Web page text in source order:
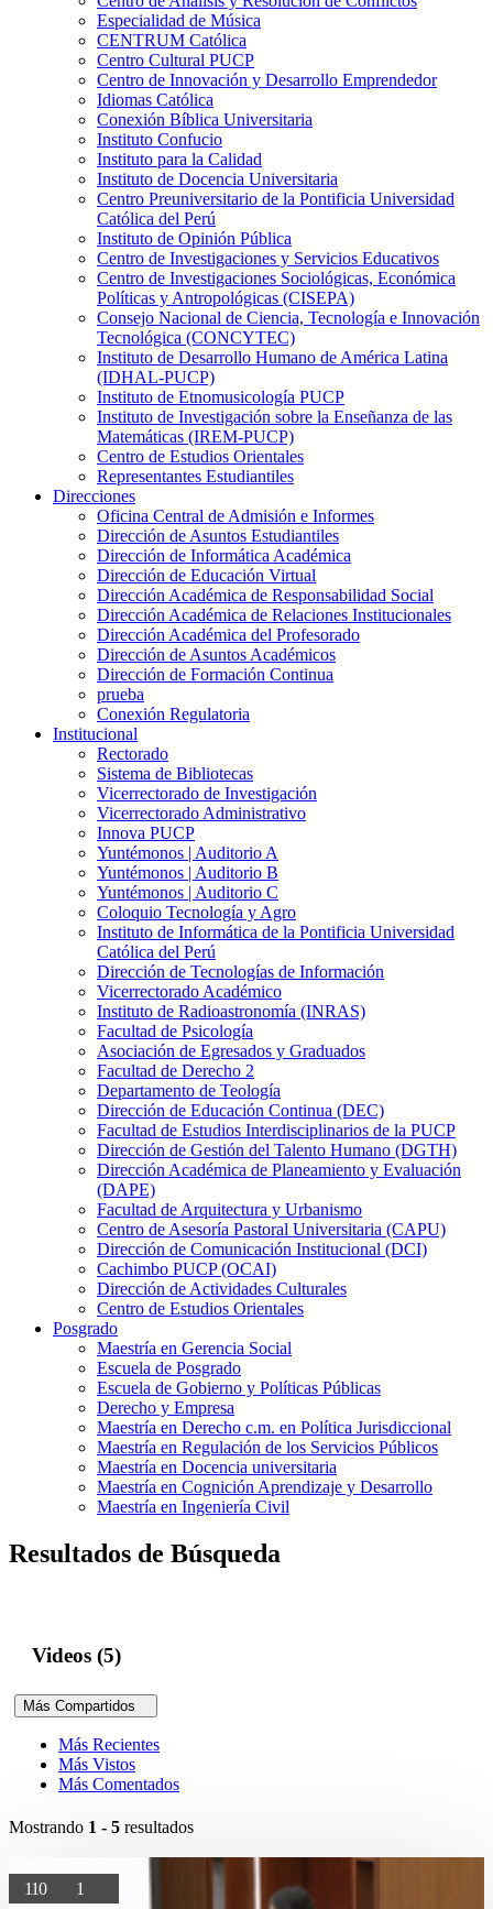
Especialidad de Música
CENTRUM Católica
Centro Cultural PUCP
Centro de Innovación y Desarrollo Emprendedor
Idiomas Católica
Conexión Bíblica Universitaria
Instituto Confucio
Instituto para la Calidad
Instituto de Docencia Universitaria
Centro Preuniversitario de la Pontificia Universidad
Católica del Perú
Instituto de Opinión Pública
Centro de Investigaciones y Servicios Educativos
Centro de Investigaciones Sociológicas, Económica
Políticas y Antropológicas (CISEPA)
Consejo Nacional de Ciencia, Tecnología e Innovación
Tecnológica (CONCYTEC)
Instituto de Desarrollo Humano de América Latina
(IDHAL-PUCP)
Instituto de Etnomusicología PUCP
Instituto de Investigación sobre la Enseñanza de las
Matemáticas (IREM-PUCP)
Centro de Estudios Orientales
Representantes Estudiantiles
Direcciones
Oficina Central de Admisión e Informes
Dirección de Asuntos Estudiantiles
Dirección de Informática Académica
Dirección de Educación Virtual
Dirección Académica de Responsabilidad Social
Dirección Académica de Relaciones Institucionales
Dirección Académica del Profesorado
Dirección de Asuntos Académicos
Dirección de Formación Continua
prueba
Conexión Regulatoria
Institucional
Rectorado
Sistema de Bibliotecas
Vicerrectorado de Investigación
Vicerrectorado Administrativo
Innova PUCP
Yuntémonos | Auditorio A
Yuntémonos | Auditorio B
Yuntémonos | Auditorio C
Coloquio Tecnología y Agro
Instituto de Informática de la Pontificia Universidad
Católica del Perú
Dirección de Tecnologías de Información
Vicerrectorado Académico
Instituto de Radioastronomía (INRAS)
Facultad de Psicología
Asociación de Egresados y Graduados
Facultad de Derecho 2
Departamento de Teología
Dirección de Educación Continua (DEC)
Facultad de Estudios Interdisciplinarios de la PUCP
Dirección de Gestión del Talento Humano (DGTH)
Dirección Académica de Planeamiento y Evaluación
(DAPE)
Facultad de Arquitectura y Urbanismo
Centro de Asesoría Pastoral Universitaria (CAPU)
Dirección de Comunicación Institucional (DCI)
Cachimbo PUCP (OCAI)
Dirección de Actividades Culturales
Centro de Estudios Orientales
Posgrado
Maestría en Gerencia Social
Escuela de Posgrado
Escuela de Gobierno y Políticas Públicas
Derecho y Empresa
Maestría en Derecho c.m. en Política Jurisdiccional
Maestría en Regulación de los Servicios Públicos
Maestría en Docencia universitaria
Maestría en Cognición Aprendizaje y Desarrollo
Maestría en Ingeniería Civil
Resultados de Búsqueda
Videos (5)
Más Compartidos
Más Recientes
Más Vistos
Más Comentados
Mostrando 1 - 5 resultados
110 1